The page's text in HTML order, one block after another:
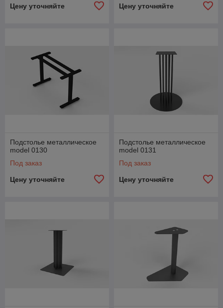
Цену уточняйте Цену уточняйте
Подстолье металлическое
model 0130
Под заказ
Цену уточняйте
Подстолье металлическое
model 0131
Под заказ
Цену уточняйте